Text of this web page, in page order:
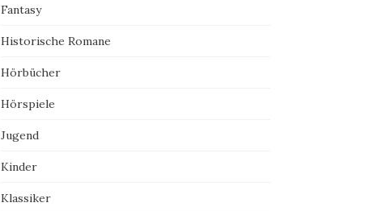
Fantasy
Historische Romane
Hörbücher
Hörspiele
Jugend
Kinder
Klassiker